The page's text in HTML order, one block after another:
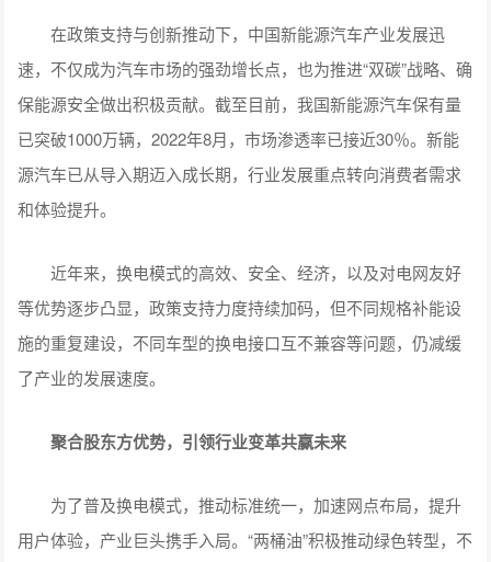
在政策支持与创新推动下，中国新能源汽车产业发展迅
速，不仅成为汽车市场的强劲增长点，也为推进“双碳”战略、确
保能源安全做出积极贡献。截至目前，我国新能源汽车保有量
已突破1000万辆，2022年8月，市场渗透率已接近30％。新能
源汽车已从导入期迈入成长期，行业发展重点转向消费者需求
和体验提升。
近年来，换电模式的高效、安全、经济，以及对电网友好
等优势逐步凸显，政策支持力度持续加码，但不同规格补能设
施的重复建设，不同车型的换电接口互不兼容等问题，仍减缓
了产业的发展速度。
聚合股东方优势，引领行业变革共赢未来
为了普及换电模式，推动标准统一，加速网点布局，提升
用户体验，产业巨头携手入局。“两桶油”积极推动绿色转型，不